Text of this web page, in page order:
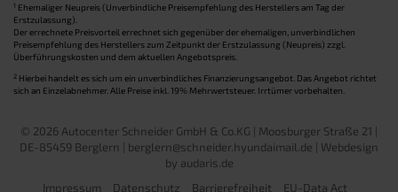
1 Ehemaliger Neupreis (Unverbindliche Preisempfehlung des Herstellers am Tag der
Erstzulassung).
Der errechnete Preisvorteil errechnet sich gegenüber der ehemaligen, unverbindlichen
Preisempfehlung des Herstellers zum Zeitpunkt der Erstzulassung (Neupreis) zzgl.
Überführungskosten und dem aktuellen Angebotspreis.
2 Hierbei handelt es sich um ein unverbindliches Finanzierungsangebot. Das Angebot richtet
sich an Einzelabnehmer. Alle Preise inkl. 19% Mehrwertsteuer. Irrtümer vorbehalten.
© 2026 Autocenter Schneider GmbH & Co.KG | Moosburger Straße 21 |
DE-85459 Berglern | berglern@schneider.hyundaimail.de | Webdesign
by audaris.de
Impressum
Datenschutz Barrierefreiheit EU-Data Act